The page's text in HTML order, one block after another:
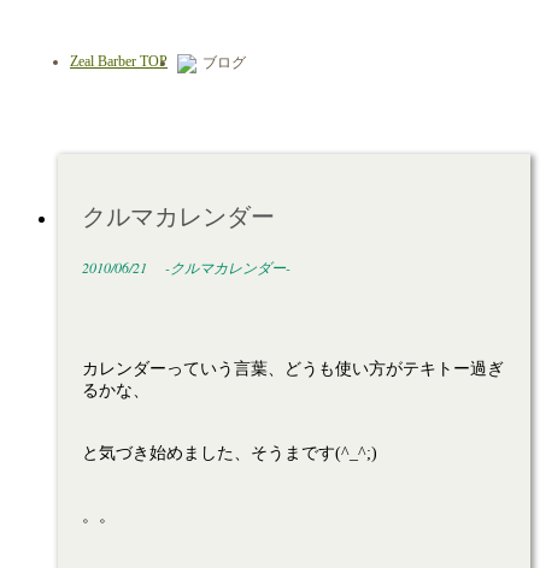
Zeal Barber TOP ブログ
クルマカレンダー
2010/06/21 -クルマカレンダー-
カレンダーっていう言葉、どうも使い方がテキトー過ぎ
るかな、
と気づき始めました、そうまです(^_^;)
。。